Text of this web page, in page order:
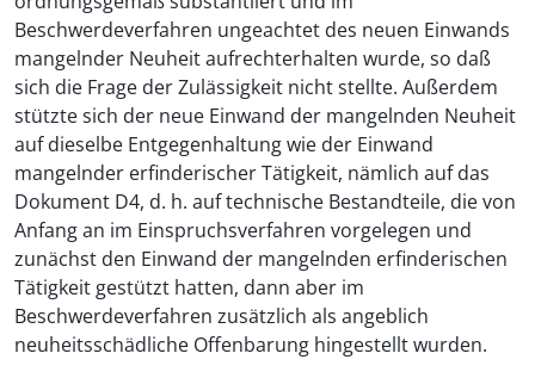
Beschwerdeverfahren ungeachtet des neuen Einwands
mangelnder Neuheit aufrechterhalten wurde, so daß
sich die Frage der Zulässigkeit nicht stellte. Außerdem
stützte sich der neue Einwand der mangelnden Neuheit
auf dieselbe Entgegenhaltung wie der Einwand
mangelnder erfinderischer Tätigkeit, nämlich auf das
Dokument D4, d. h. auf technische Bestandteile, die von
Anfang an im Einspruchsverfahren vorgelegen und
zunächst den Einwand der mangelnden erfinderischen
Tätigkeit gestützt hatten, dann aber im
Beschwerdeverfahren zusätzlich als angeblich
neuheitsschädliche Offenbarung hingestellt wurden.